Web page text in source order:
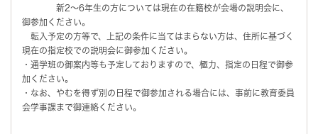
新2～6年生の方については現在の在籍校が会場の説明会に、
御参加ください。
転入予定の方等で、上記の条件に当てはまらない方は、住所に基づく
現在の指定校での説明会に御参加ください。
・通学班の御案内等も予定しておりますので、極力、指定の日程で御参
加ください。
・なお、やむを得ず別の日程で御参加される場合には、事前に教育委員
会学事課まで御連絡ください。